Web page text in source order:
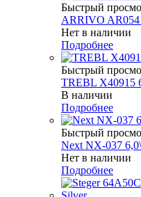
Быстрый
ARRIVO AR054
Нет в наличии
Подробнее
Быстрый
TREBL X40915
В наличии
Подробнее
Быстрый
Next NX-037
Нет в наличии
Подробнее